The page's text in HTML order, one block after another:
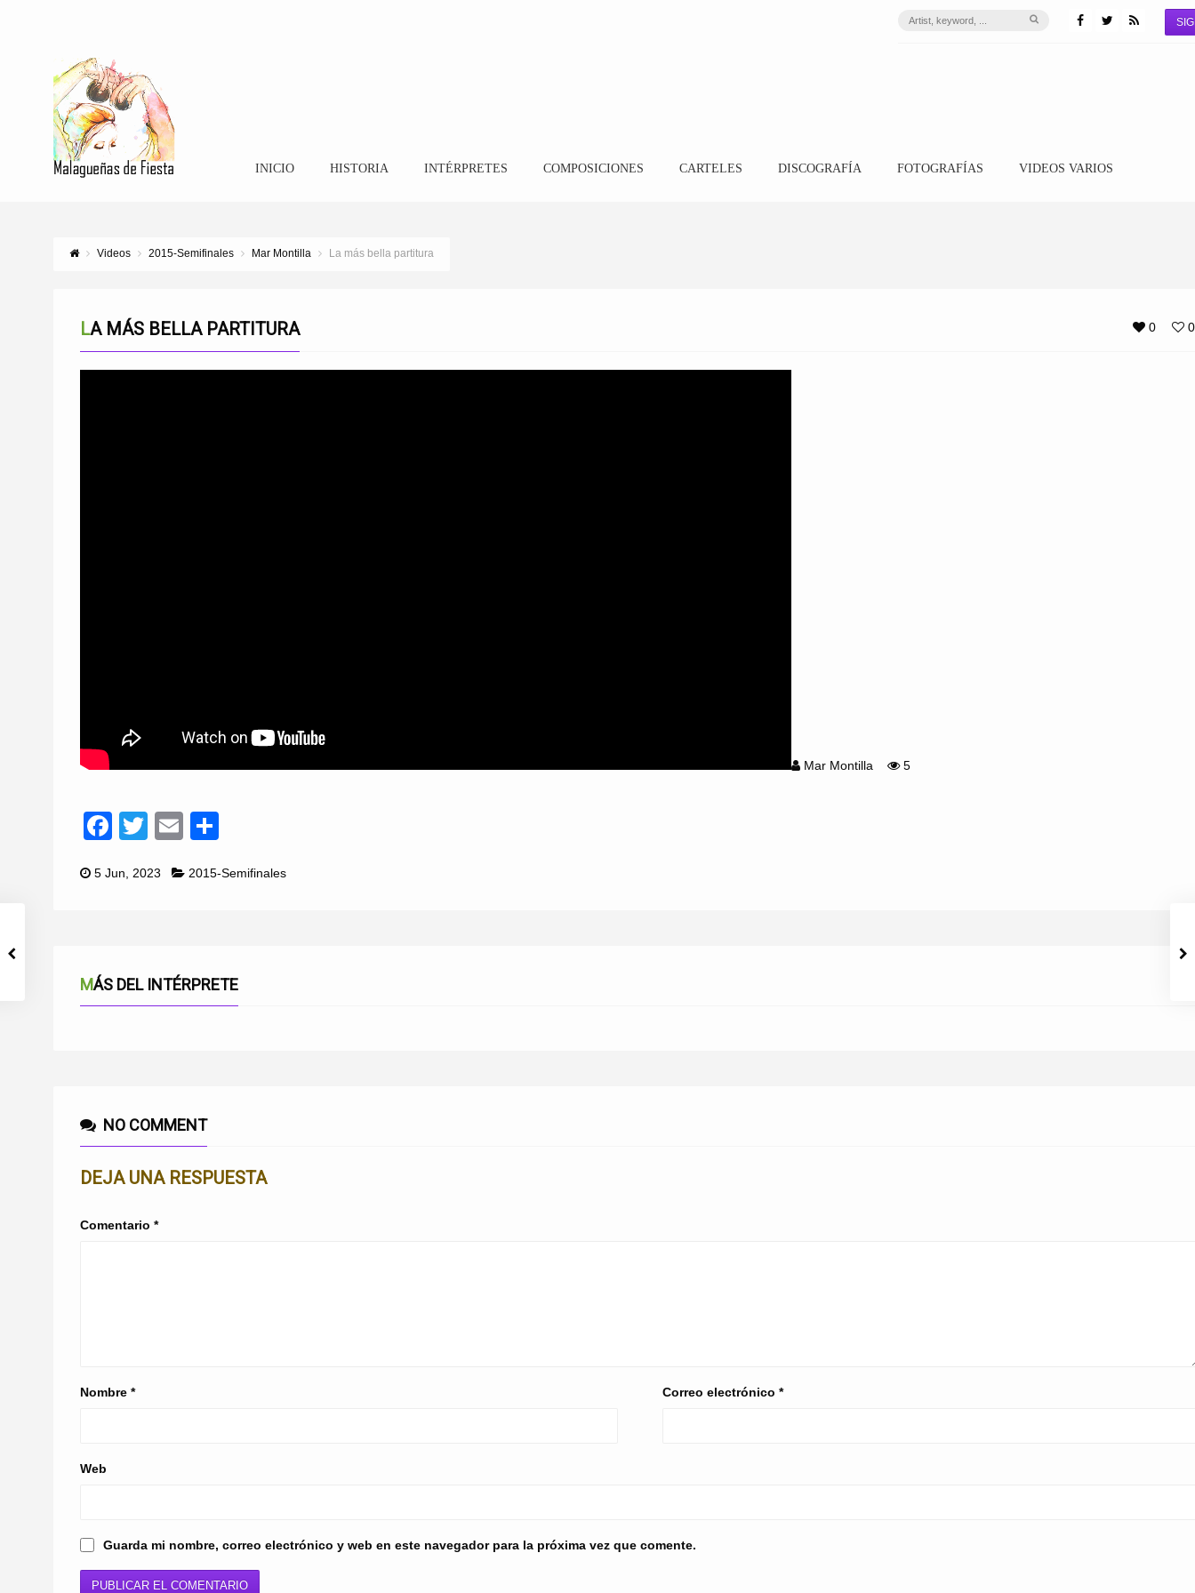
INICIO HISTORIA INTÉRPRETES COMPOSICIONES CARTELES DISCOGRAFÍA FOTOGRAFÍAS VIDEOS VARIOS
Videos 2015-Semifinales Mar Montilla La más bella partitura
0 0
LA MÁS BELLA PARTITURA
Mar Montilla 5
Facebook
TwitterEmail
5 Jun, 2023 2015-Semifinales
MÁS DEL INTÉRPRETE
NO COMMENT
DEJA UNA RESPUESTA
Comentario *
Nombre * Correo electrónico*
Web
Guarda mi nombre, correo electrónico y web en este navegador para la próxima vez que comente.